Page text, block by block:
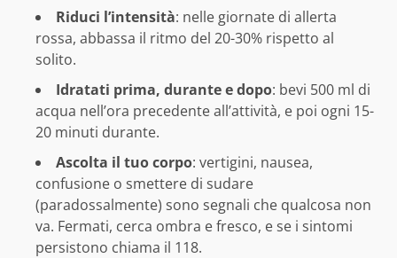
Riduci l’intensità: nelle giornate di allerta
rossa, abbassa il ritmo del 20-30% rispetto al
solito.
Idratati prima, durante e dopo: bevi 500 ml di
acqua nell’ora precedente all’attività, e poi ogni 15-
20 minuti durante.
Ascolta il tuo corpo: vertigini, nausea,
confusione o smettere di sudare
(paradossalmente) sono segnali che qualcosa non
va. Fermati, cerca ombra e fresco, e se i sintomi
persistono chiama il 118.